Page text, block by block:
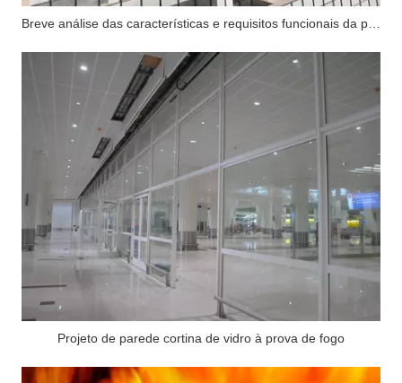
Projeto de parede cortina de vidro à prova de fogo